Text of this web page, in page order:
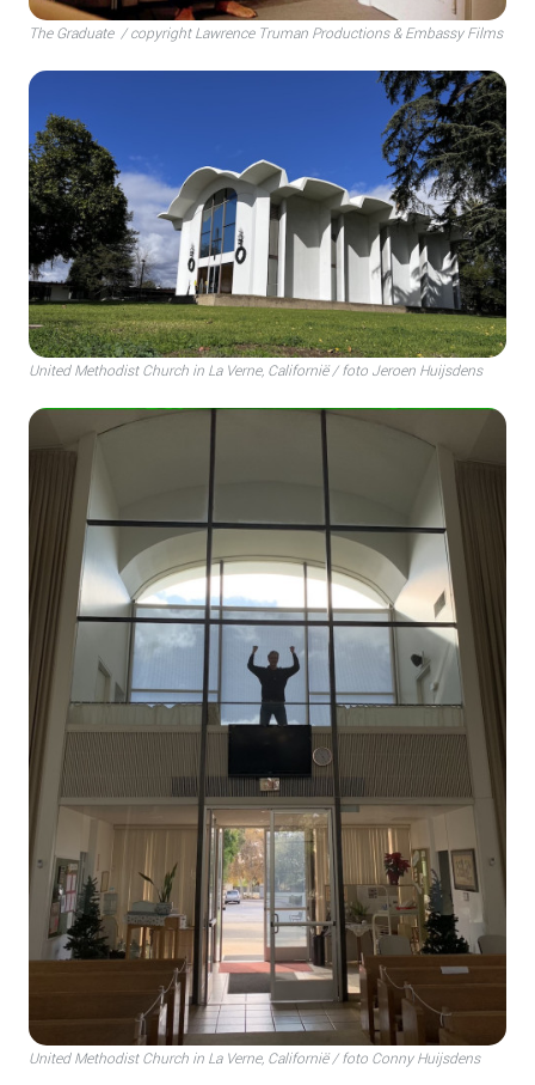
The Graduate / copyright Lawrence Truman Productions & Embassy Films
United Methodist Church in La Verne, Californië / foto Jeroen Huijsdens
United Methodist Church in La Verne, Californië / foto Conny Huijsdens